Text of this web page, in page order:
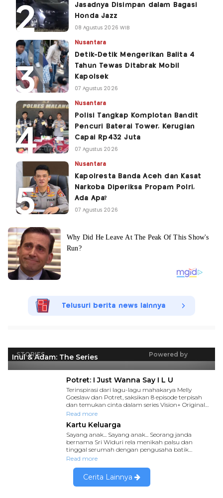
Jasadnya Disimpan dalam Bagasi
Honda Jazz
08 Agustus 2026 WIB
Nusantara
Detik-Detik Mengerikan Balita 4
Tahun Tewas Ditabrak Mobil
Kapolsek
07 Agustus 2026
Nusantara
Polisi Tangkap Komplotan Bandit
Pencuri Baterai Tower, Kerugian
Capai Rp432 Juta
07 Agustus 2026
Nusantara
Kapolresta Banda Aceh dan Kasat
Narkoba Diperiksa Propam Polri,
Ada Apa?
07 Agustus 2026
Telusuri berita news lainnya